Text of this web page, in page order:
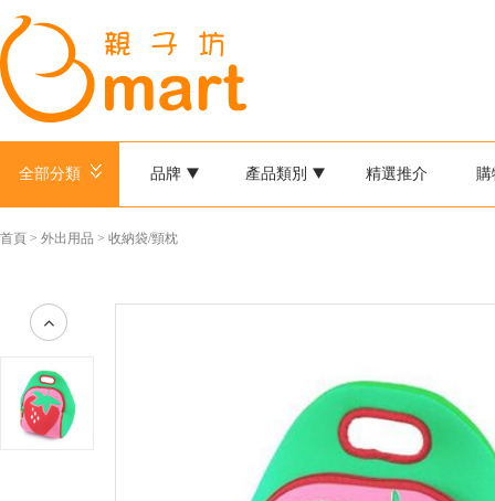
全部分類 品牌 產品類別 精選推介 購
首頁 > 外出用品 > 收納袋/頸枕